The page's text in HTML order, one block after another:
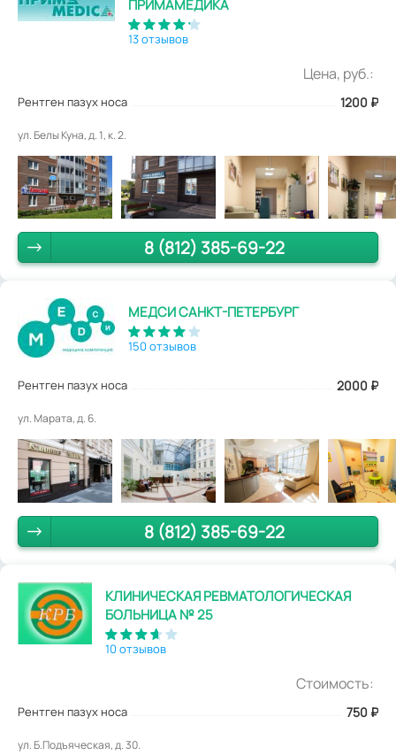
ПРИМАМЕДИКА
13 отзывов
Цена, руб.:
Рентген пазух носа 1200 ₽
ул. Белы Куна, д. 1, к. 2.
8 (812) 385-69-22
МЕДСИ САНКТ-ПЕТЕРБУРГ
150 отзывов
Рентген пазух носа 2000 ₽
ул. Марата, д. 6.
8 (812) 385-69-22
КЛИНИЧЕСКАЯ РЕВМАТОЛОГИЧЕСКАЯ
БОЛЬНИЦА № 25
10 отзывов
Стоимость:
Рентген пазух носа 750 ₽
ул. Б.Подъяческая, д. 30.